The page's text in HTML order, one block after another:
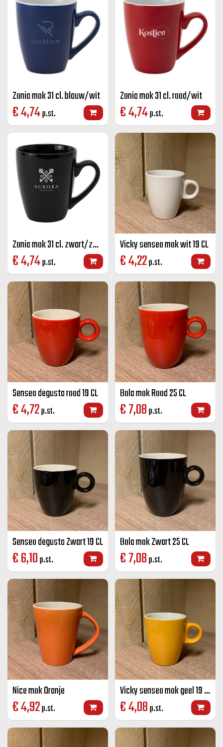
Zonia mok 31 cl. blauw/wit
€4,74p.st.
Zonia mok 31 cl. rood/wit
€4,74p.st.
Zonia mok 31 cl. zwart/zwart.
€4,74p.st.
Vicky senseo mok wit 19 CL
€4,22p.st.
Senseo degusta rood 19 CL
€4,72p.st.
Bola mok Rood 25 CL
€7,08p.st.
Senseo degusta Zwart 19 CL
€6,10p.st.
Bola mok Zwart 25 CL
€7,08p.st.
Nice mok Oranje
€4,92p.st.
Vicky senseo mok geel 19 CL
€4,08p.st.